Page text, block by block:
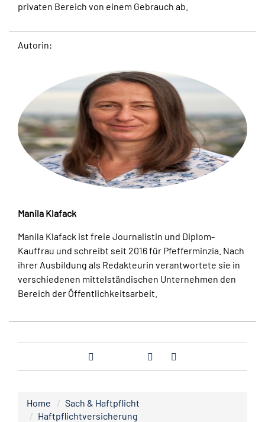
privaten Bereich von einem Gebrauch ab.
Autorin:
Manila Klafack
Manila Klafack ist freie Journalistin und Diplom-
Kauffrau und schreibt seit 2016 für Pfefferminzia. Nach
ihrer Ausbildung als Redakteurin verantwortete sie in
verschiedenen mittelständischen Unternehmen den
Bereich der Öffentlichkeitsarbeit.
Home
Sach & Haftpflicht
Haftpflichtversicherung